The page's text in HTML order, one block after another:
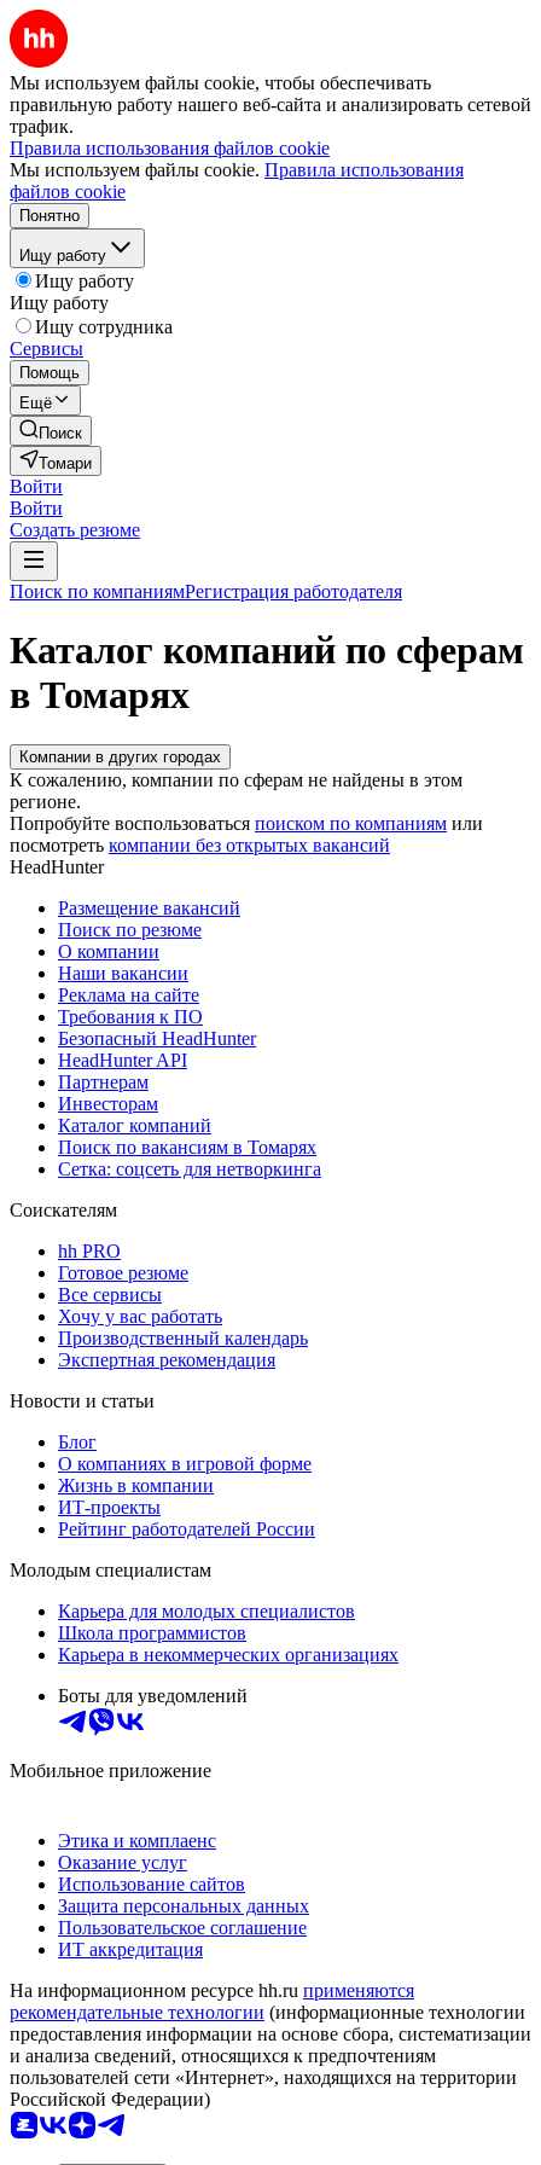
Мы используем файлы cookie, чтобы обеспечивать
правильную работу нашего веб-сайта и анализировать сетевой
трафик.
Правила использования файлов cookie
Мы используем файлы cookie. Правила использования
файлов cookie
Понятно
Ищу работу
Ищу работу
Ищу работу
Ищу сотрудника
Сервисы
Помощь
Ещё
Поиск
Томари
Войти
Войти
Создать резюме
Поиск по компаниямРегистрация работодателя
Каталог компаний по сферам
в Томарях
Компании в других городах
К сожалению, компании по сферам не найдены в этом
регионе.
Попробуйте воспользоваться поиском по компаниям или
посмотреть компании без открытых вакансий
HeadHunter
Размещение вакансий
Поиск по резюме
О компании
Наши вакансии
Реклама на сайте
Требования к ПО
Безопасный HeadHunter
HeadHunter API
Партнерам
Инвесторам
Каталог компаний
Поиск по вакансиям в Томарях
Сетка: соцсеть для нетворкинга
Соискателям
hh PRO
Готовое резюме
Все сервисы
Хочу у вас работать
Производственный календарь
Экспертная рекомендация
Новости и статьи
Блог
О компаниях в игровой форме
Жизнь в компании
ИТ-проекты
Рейтинг работодателей России
Молодым специалистам
Карьера для молодых специалистов
Школа программистов
Карьера в некоммерческих организациях
Боты для уведомлений
Мобильное приложение
Этика и комплаенс
Оказание услуг
Использование сайтов
Защита персональных данных
Пользовательское соглашение
ИТ аккредитация
На информационном ресурсе hh.ru применяются
рекомендательные технологии (информационные технологии
предоставления информации на основе сбора, систематизации
и анализа сведений, относящихся к предпочтениям
пользователей сети «Интернет», находящихся на территории
Российской Федерации)